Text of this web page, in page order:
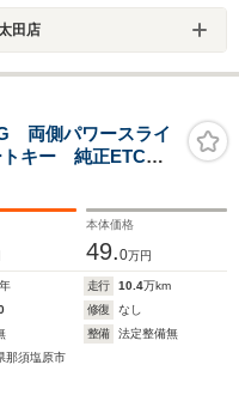
田店
両側パワースライ
キー 純正ETC
17インチアルミホ
本体価格
49.0万円
年 走行 10.4万km
修復
なし
整備
法定整備無
那須塩原市